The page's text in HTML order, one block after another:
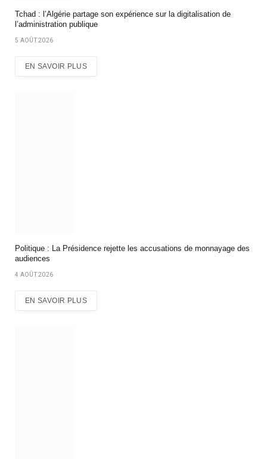
Tchad : l’Algérie partage son expérience sur la digitalisation de
l’administration publique
5 AOÛT 2026
EN SAVOIR PLUS
Politique : La Présidence rejette les accusations de monnayage des
audiences
4 AOÛT 2026
EN SAVOIR PLUS